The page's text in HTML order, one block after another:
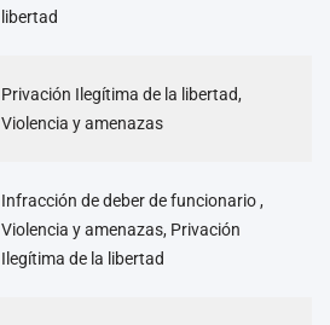
libertad
Privación Ilegítima de la libertad,
Violencia y amenazas
Infracción de deber de funcionario ,
Violencia y amenazas, Privación
Ilegítima de la libertad